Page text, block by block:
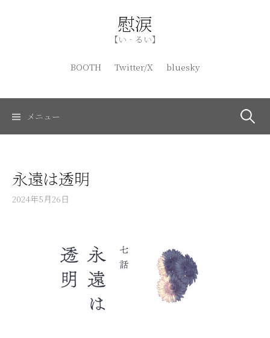
ス
慰涙
【い‐るい】
BOOTH Twitter/X bluesky
メニュー 検
永遠は透明
2024年5月26日